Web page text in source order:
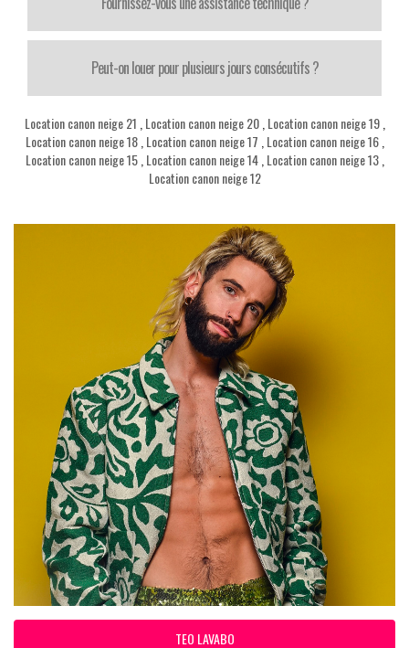
Peut-on louer pour plusieurs jours consécutifs ?
Location canon neige 21 Location canon neige 20, Location canon neige 19,
Location canon neige 18, Location canon neige 17 Location canon neige 16,
Location canon neige 15, Location canon neige 14, Location canon neige 13,
Location canon neige 12
TEO LAVABO